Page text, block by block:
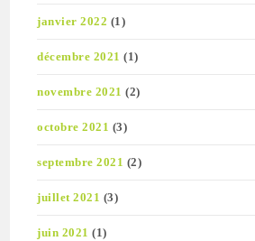
janvier 2022 (1)
décembre 2021 (1)
novembre 2021 (2)
octobre 2021 (3)
septembre 2021 (2)
juillet 2021 (3)
juin 2021 (1)